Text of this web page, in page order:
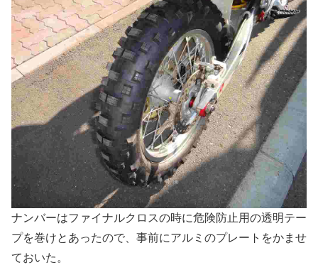
ナンバーはファイナルクロスの時に危険防止用の透明テー
プを巻けとあったので、事前にアルミのプレートをかませ
ておいた。